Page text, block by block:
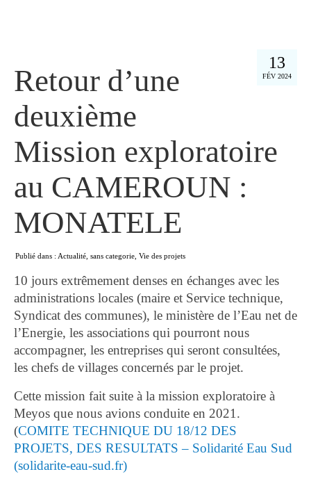
13
FÉV 2024
Retour d’une
deuxième
Mission exploratoire
au CAMEROUN :
MONATELE
Publié dans : Actualité sans categorie Vie des projets
10 jours extrêmement denses en échanges avec les
administrations locales (maire et Service technique,
Syndicat des communes), le ministère de l’Eau net de
l’Energie, les associations qui pourront nous
accompagner, les entreprises qui seront consultées,
les chefs de villages concernés par le projet.
Cette mission fait suite à la mission exploratoire à
Meyos que nous avions conduite en 2021.
(COMITE TECHNIQUE DU 18/12 DES
PROJETS, DES RESULTATS – Solidarité Eau Sud
(solidarite-eau-sud.fr)